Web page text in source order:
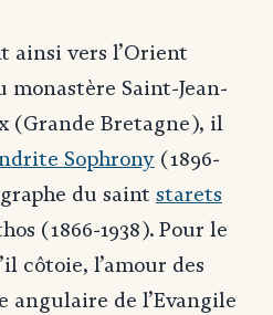
ainsi vers l’Orient
monastère Saint-Jean-
(Grande Bretagne), il
Sophrony (1896-
du saint starets
(1866-1938). Pour le
côtoie, l’amour des
angulaire de l’Evangile